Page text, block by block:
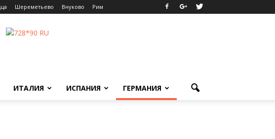
Шереметьево Внуково Рим
ИТАЛИЯ ИСПАНИЯ ГЕРМАНИЯ